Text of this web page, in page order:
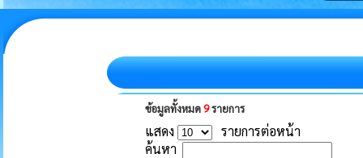
ข้อมูลทั้งหมด9รายการ
แสดง
รายการต่อหน้า
ค้นหา